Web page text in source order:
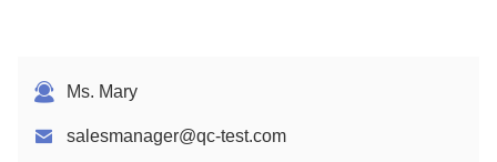
Ms. Mary
salesmanager@qc-test.com